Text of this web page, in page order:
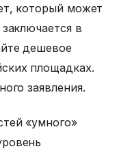
который может
в
дешевое
площадках.
заявления.
«умного»